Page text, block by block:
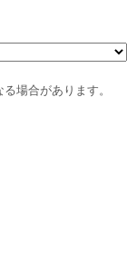
場合があります。